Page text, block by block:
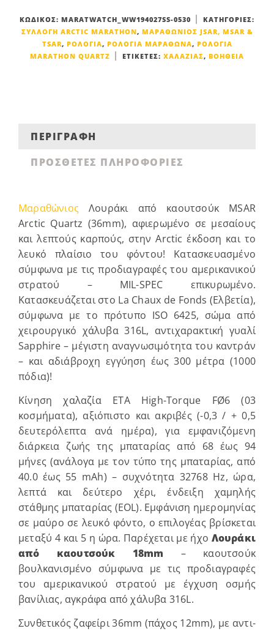
ΚΩΔΙΚΌΣ: MARATWATCH_WW194027SS-0530
ΚΑΤΗΓΟΡΊΕΣ:
ΣΥΛΛΟΓΉ ARCTIC MARATHON, ΜΑΡΑΘΏΝΙΟΣ JSAR, MSAR &
TSAR, ΡΟΛΌΓΙΑ, ΡΟΛΌΓΙΑ ΜΑΡΑΘΏΝΑ, ΡΟΛΌΓΙΑ
MARATHON QUARTZ
ΕΤΙΚΈΤΕΣ: ΧΑΛΑΖΊΑΣ, ΒΟΉΘΕΙΑ
ΠΕΡΙΓΡΑΦΉ
ΠΡΌΣΘΕΤΕΣ ΠΛΗΡΟΦΟΡΊΕΣ
Μαραθώνιος Λουράκι από καουτσούκ MSAR
Arctic Quartz (36mm), αφιερωμένο σε μεσαίους
και λεπτούς καρπούς, στην Arctic έκδοση και το
λευκό πλαίσιο του φόντου! Κατασκευασμένο
σύμφωνα με τις προδιαγραφές του αμερικανικού
στρατού – MIL-SPEC επικυρωμένο.
Κατασκευάζεται στο La Chaux de Fonds (Ελβετία),
σύμφωνα με το πρότυπο ISO 6425, σώμα από
χειρουργικό χάλυβα 316L, αντιχαρακτική γυαλί
Sapphire – μέγιστη αναγνωσιμότητα του καντράν
– και αδιάβροχη εγγύηση έως 300 μέτρα (1000
πόδια)!
Κίνηση χαλαζία ETA High-Torque FØ6 (03
κοσμήματα), αξιόπιστο και ακριβές (-0,3 / + 0,5
δευτερόλεπτα ανά ημέρα), για εμφανιζόμενη
διάρκεια ζωής της μπαταρίας από 68 έως 94
μήνες (ανάλογα με τον τύπο της μπαταρίας, από
40.0 έως 55 mAh) – συχνότητα 32768 Hz, ώρα,
λεπτά και δεύτερο χέρι, ένδειξη χαμηλής
στάθμης μπαταρίας (EOL). Εμφάνιση ημερομηνίας
σε μαύρο σε λευκό φόντο, ο επιλογέας βρίσκεται
μεταξύ 4 και 5 η ώρα. Παρέχεται με ήχο Λουράκι
από καουτσούκ 18mm – καουτσούκ
βουλκανισμένο σύμφωνα με τις προδιαγραφές
του αμερικανικού στρατού με έγχυση οσμής
βανίλιας, αγκράφα από χάλυβα 316L.
Συνθετικός ζαφείρι 36mm (πάχος 12mm), με αντι-